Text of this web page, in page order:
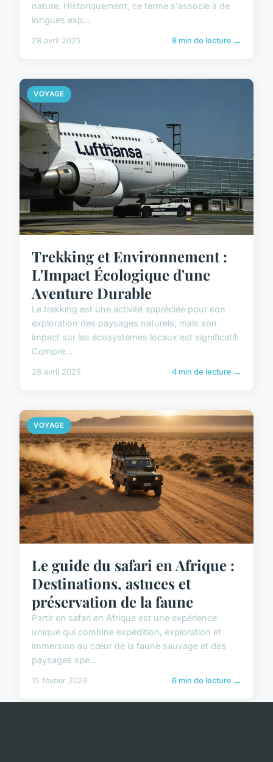
nature. Historiquement, ce terme s'associe à de
longues exp...
28 avril 2025 8 min de lecture →
VOYAGE
Trekking et Environnement :
L'Impact Écologique d'une
Aventure Durable
Le trekking est une activité appréciée pour son
exploration des paysages naturels, mais son
impact sur les écosystèmes locaux est significatif.
Compre...
28 avril 2025 4 min de lecture →
VOYAGE
Le guide du safari en Afrique :
Destinations, astuces et
préservation de la faune
Partir en safari en Afrique est une expérience
unique qui combine expédition, exploration et
immersion au cœur de la faune sauvage et des
paysages spe...
15 février 2026 6 min de lecture →